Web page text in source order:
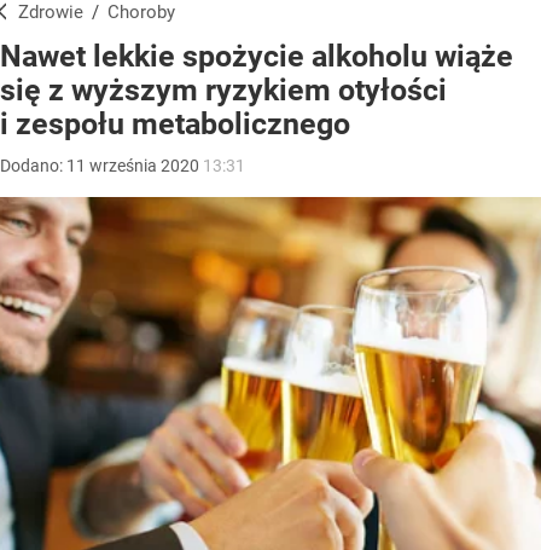
Zdrowie / Choroby
Nawet lekkie spożycie alkoholu wiąże
się z wyższym ryzykiem otyłości
i zespołu metabolicznego
Dodano: 11 września 2020 13:31